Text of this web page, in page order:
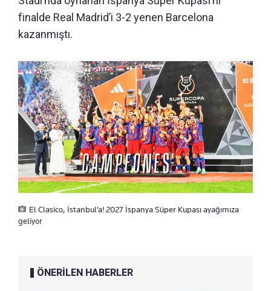
finalde Real Madrid’i 3-2 yenen Barcelona
kazanmıştı.
El Clasico, İstanbul’a! 2027 İspanya Süper Kupası ayağımıza
geliyor
ÖNERİLEN HABERLER